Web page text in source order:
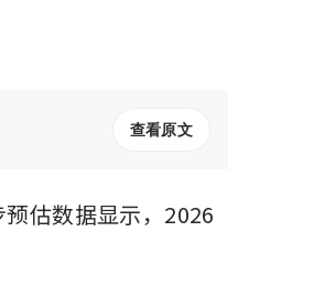
查看原文
估数据显示，2026